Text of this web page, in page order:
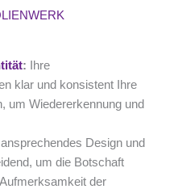
: Ihre
klar und konsistent Ihre
um Wiedererkennung und
Design und
um die Botschaft
der